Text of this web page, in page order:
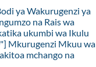
ya Wakurugenzi ya
na Rais wa
ukumbi wa Ikulu
Mkurugenzi Mkuu wa
mchango na